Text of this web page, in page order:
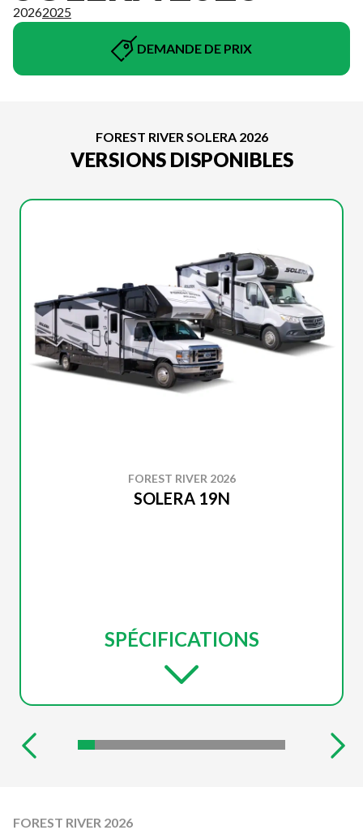
20262025
DEMANDE DE PRIX
FOREST RIVER SOLERA 2026
VERSIONS DISPONIBLES
FOREST RIVER 2026
SOLERA 19N
SPÉCIFICATIONS
FOREST RIVER 2026